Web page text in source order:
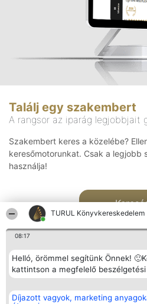
TURUL Könyvkereskedelem
08:17
Helló, örömmel segítünk Önnek!
kattintson a megfelelő
Díjazott vagyok, marketing
Találj egy szakembert
A rangsor az iparág legjobbjait
Szakembert keres a közelébe?
keresőmotorunkat. Csak a legjobb
használja!
Rangsorszervező
SC Beautiful Company S.R.L.
Nyertesek